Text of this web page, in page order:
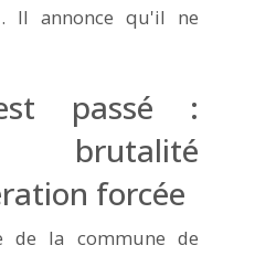
Il annonce qu'il ne
passé :
brutalité
forcée
de la commune de